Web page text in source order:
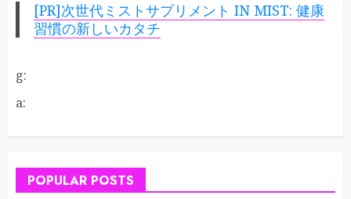
[PR]次世代ミストサプリメント IN MIST: 健康
習慣の新しいカタチ
g:
a:
POPULAR POSTS